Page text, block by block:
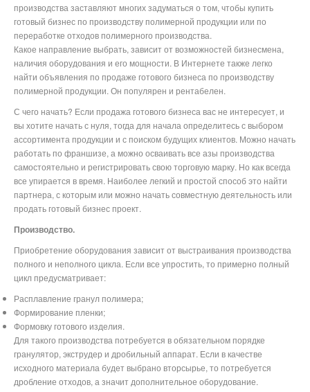
производства заставляют многих задуматься о том, чтобы купить
готовый бизнес по производству полимерной продукции или по
переработке отходов полимерного производства.
Какое направление выбрать, зависит от возможностей бизнесмена,
наличия оборудования и его мощности. В Интернете также легко
найти объявления по продаже готового бизнеса по производству
полимерной продукции. Он популярен и рентабелен.
С чего начать? Если продажа готового бизнеса вас не интересует, и
вы хотите начать с нуля, тогда для начала определитесь с выбором
ассортимента продукции и с поиском будущих клиентов. Можно начать
работать по франшизе, а можно осваивать все азы производства
самостоятельно и регистрировать свою торговую марку. Но как всегда
все упирается в время. Наиболее легкий и простой способ это найти
партнера, с которым или можно начать совместную деятельность или
продать готовый бизнес проект.
Производство.
Приобретение оборудования зависит от выстраивания производства
полного и неполного цикла. Если все упростить, то примерно полный
цикл предусматривает:
Расплавление гранул полимера;
Формирование пленки;
Формовку готового изделия.
Для такого производства потребуется в обязательном порядке
гранулятор, экструдер и дробильный аппарат. Если в качестве
исходного материала будет выбрано вторсырье, то потребуется
дробление отходов, а значит дополнительное оборудование.